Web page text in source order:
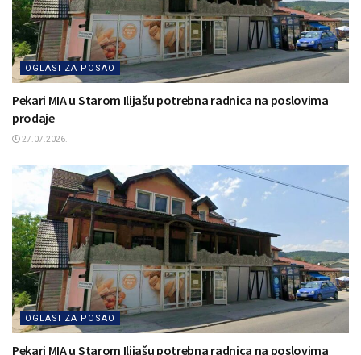
OGLASI ZA POSAO
Pekari MIA u Starom Ilijašu potrebna radnica na poslovima
prodaje
27.07.2026.
OGLASI ZA POSAO
Pekari MIA u Starom Ilijašu potrebna radnica na poslovima